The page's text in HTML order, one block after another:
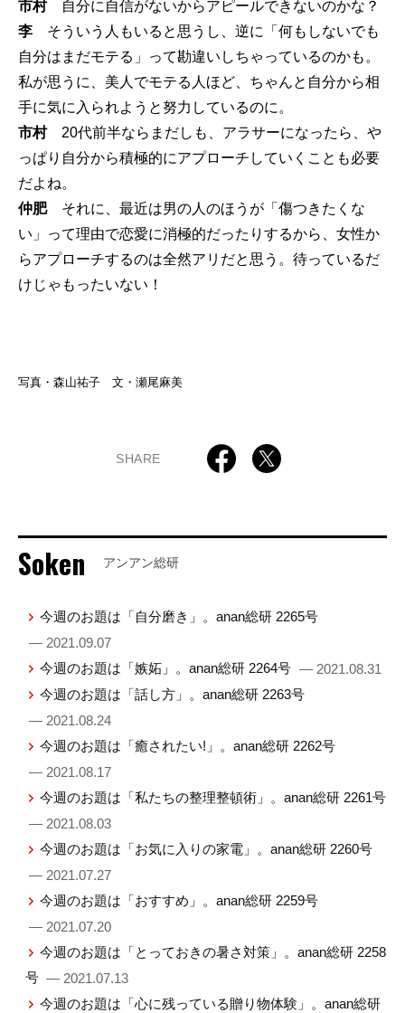
市村自分に自信がないからアピールできないのかな？
李 そういう人もいると思うし、逆に「何もしないでも
自分はまだモテる」って勘違いしちゃっているのかも。
私が思うに、美人でモテる人ほど、ちゃんと自分から相
手に気に入られようと努力しているのに。
市村20代前半ならまだしも、アラサーになったら、や
っぱり自分から積極的にアプローチしていくことも必要
だよね。
仲肥それに、最近は男の人のほうが「傷つきたくな
い」って理由で恋愛に消極的だったりするから、女性か
らアプローチするのは全然アリだと思う。待っているだ
けじゃもったいない！
写真・森山祐子 文・瀬尾麻美
SHARE
Soken アンアン総研
今週のお題は「自分磨き」。anan総研 2265号
— 2021.09.07
今週のお題は「嫉妬」。anan総研 2264号 — 2021.08.31
今週のお題は「話し方」。anan総研 2263号
— 2021.08.24
今週のお題は「癒されたい!」。anan総研 2262号
— 2021.08.17
今週のお題は「私たちの整理整頓術」。anan総研 2261号
— 2021.08.03
今週のお題は「お気に入りの家電」。anan総研 2260号
— 2021.07.27
今週のお題は「おすすめ」。anan総研 2259号
— 2021.07.20
今週のお題は「とっておきの暑さ対策」。anan総研 2258
号 — 2021.07.13
今週のお題は「心に残っている贈り物体験」。anan総研